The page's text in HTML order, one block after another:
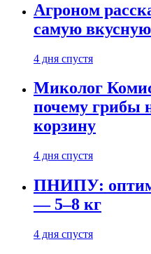
Агроном
самую
4 дня спустя
Миколог
почему грибы
корзину
4 дня спустя
ПНИПУ:
— 5–8 кг
4 дня спустя